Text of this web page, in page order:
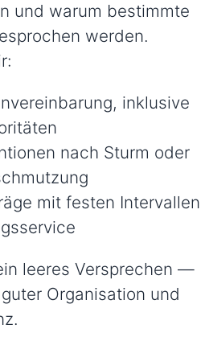
und warum bestimmte
werden.
inklusive
nach Sturm oder
mit festen Intervallen
leeres Versprechen —
Organisation und